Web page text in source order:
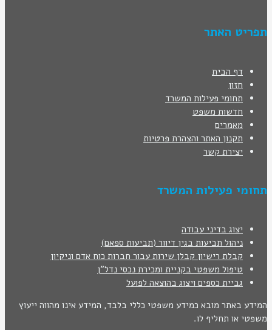
תפריט האתר
דף הבית
חזון
תחומי פעילות המשרד
חדשות משפט
מאמרים
תקנון האתר והצהרת פרטיות
יצירת קשר
תחומי פעילות המשרד
יצוג בדיני עבודה
ניהול תביעות בגין דיוור (תביעות ספאם)
קבלת רישיון קבלן שירות עבור חברות כוח אדם וניקיון
טיפול משפטי בקניית ומכירת נכסי נדל"ן
גביית כספים ויצוג בהוצאה לפועל
המידע באתר מובא כמידע משפטי כללי בלבד, המידע אינו מהווה ייעוץ
משפטי או תחליף לו.